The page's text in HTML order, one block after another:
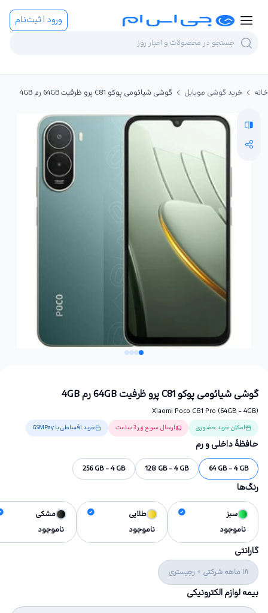
ورود | ثبت‌نام
خانه خرید گوشی موبایل گوشی شیائومی پوکو C81 پرو ظرفیت 64GB رم 4GB
گوشی شیائومی پوکو C81 پرو ظرفیت 64GB رم 4GB
Xiaomi Poco C81 Pro (64GB - 4GB)
امکان خرید حضوری ارسال سریع زیر 3 ساعت خرید اقساطی با GSMPay
حافظهٔ داخلی و رم
64 GB - 4 GB
128 GB - 4 GB
256 GB - 4 GB
رنگ‌ها
سبز
ناموجود
طلایی
ناموجود
مشکی
ناموجود
گارانتی
18 ماهه شرکتی + رجیستری
بیمه لوازم الکترونیکی